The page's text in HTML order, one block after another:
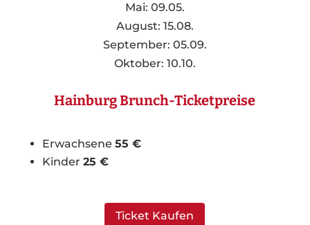
Mai: 09.05.
August: 15.08.
September: 05.09.
Oktober: 10.10.
Hainburg Brunch-Ticketpreise
Erwachsene 55 €
Kinder 25 €
Ticket Kaufen